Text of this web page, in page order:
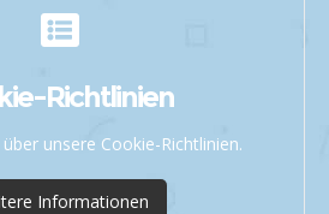
Richtlinien
unsere Cookie-Richtlinien.
Informationen